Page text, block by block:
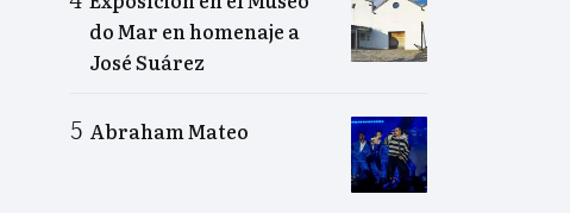
do Mar en homenaje a
José Suárez
Abraham Mateo